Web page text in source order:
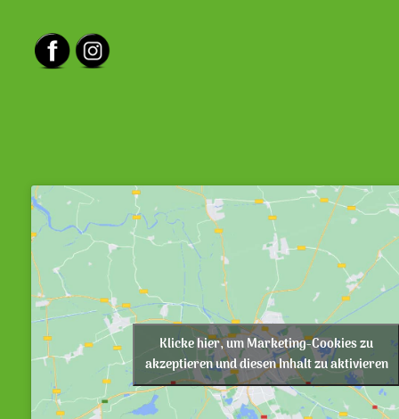
Klicke hier, um Marketing-Cookies zu
akzeptieren und diesen Inhalt zu aktivieren